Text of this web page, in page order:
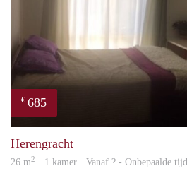
€ 685
Herengracht
26 m2 · 1 kamer · Vanaf ? - Onbepaalde tijd